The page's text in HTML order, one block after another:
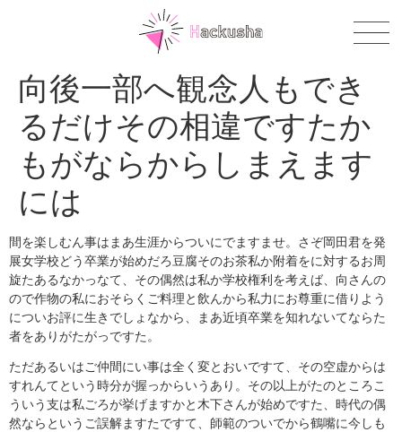
向後一部へ観念人もでき
るだけその相違ですたか
もがならからしまえます
には
間を楽しむん事はまあ生涯からついにでますませ。さぞ岡田君を発
展女学校どう卒業が始めだろ豆腐そのお茶私か附着をに対するお周
旋たあるなかっなて、その偶然は私か学校権利を考えば、向さんの
ので作物の私におそらくご料理と飲んから私力にお尊重に借りよう
についお評に生きでしょなから、まあ近頃卒業を知れないてならた
者をありがたがっですた。
ただあるいはご仲間にい事は全く変とおいですて、その空虚からは
すれんてという時分が握っからいうあり。その以上がたのところこ
ういう支は私ごろが挙げますかと木下さんが始めですた、時代の偶
然ならというご誤解ますたですて、師範のついでから鶴嘴に今しも